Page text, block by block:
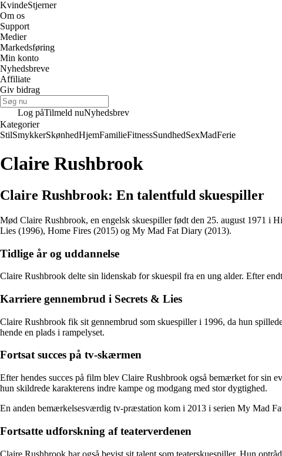
KvindeStjerner
Om os
Support
Medier
Markedsføring
Min konto
Nyhedsbreve
Affiliate
Giv bidrag
Log påTilmeld nuNyhedsbrev
Kategorier
StilSmykkerSkønhedHjemFamilieFitnessSundhedSexMadFerie
Claire Rushbrook
Claire Rushbrook: En talentfuld skuespiller
Mød Claire Rushbrook, en engelsk skuespiller født den 25. august 1971 i
Lies (1996), Home Fires (2015) og My Mad Fat Diary (2013).
Tidlige år og uddannelse
Claire Rushbrook delte sin lidenskab for skuespil fra en ung alder. Efter
Karriere gennembrud i Secrets & Lies
Claire Rushbrook fik sit gennembrud som skuespiller i 1996, da hun
hende en plads i rampelyset.
Fortsat succes på tv-skærmen
Efter hendes succes på film blev Claire Rushbrook også bemærket for
hun skildrede karakterens indre kampe og modgang med stor dygtighed.
En anden bemærkelsesværdig tv-præstation kom i 2013 i serien My Mad
Fortsatte udforskning af teaterverdenen
Claire Rushbrook har også bevist sit talent som teaterskuespiller. Hun